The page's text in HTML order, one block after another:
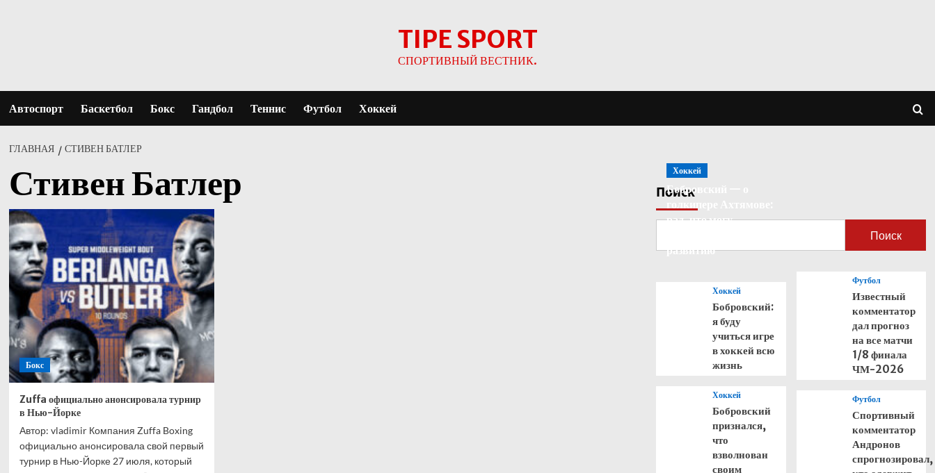
TIPE SPORT
СПОРТИВНЫЙ ВЕСТНИК.
Автоспорт Баскетбол Бокс Гандбол Теннис Футбол Хоккей
ГЛАВНАЯ СТИВЕН БАТЛЕР
Стивен Батлер
Бокс
Zuffa официально анонсировала турнир
в Нью-Йорке
Автор: vladimir Компания Zuffa Boxing
официально анонсировала свой первый
турнир в Нью-Йорке 27 июля, который
Поиск
Поиск
Хоккей
Бобровский — о
рад, что могу
развитию
Хоккей
Бобровский:
я буду
учиться игре
в хоккей всю
жизнь
Хоккей
Бобровский
признался,
что
взволнован
своим
Футбол
Известный
комментатор
дал прогноз
на все матчи
1/8 финала
ЧМ-2026
Футбол
Спортивный
комментатор
Андронов
спрогнозировал,